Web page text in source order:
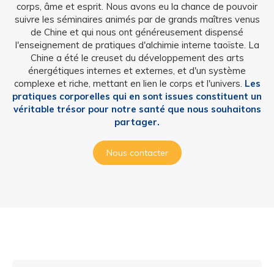
corps, âme et esprit. Nous avons eu la chance de pouvoir
suivre les séminaires animés par de grands maîtres venus
de Chine et qui nous ont généreusement dispensé
l'enseignement de pratiques d'alchimie interne taoïste. La
Chine a été le creuset du développement des arts
énergétiques internes et externes, et d'un système
complexe et riche, mettant en lien le corps et l'univers. Les
pratiques corporelles qui en sont issues constituent un
véritable trésor pour notre santé que nous souhaitons
partager.
Nous contacter